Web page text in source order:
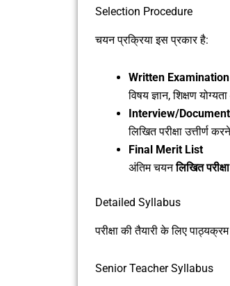
Selection Procedure
चयन प्रक्रिया इस प्रकार है:
Written Examination
विषय ज्ञान, शिक्षण
Interview/
लिखित परीक्षा उत्तीर्ण
Final Merit List
अंतिम चयनलिखित
Detailed Syllabus
परीक्षा की तैयारी के लिए
Senior Teacher Syllabus